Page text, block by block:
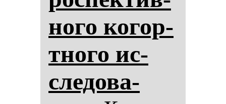
но­го ко­гор­
тно­го ис­
сле­до­ва­